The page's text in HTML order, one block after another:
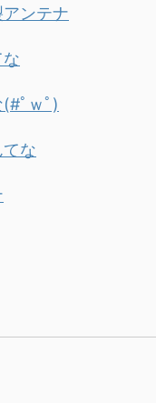
ンテナ
ﾟｗﾟ)
な